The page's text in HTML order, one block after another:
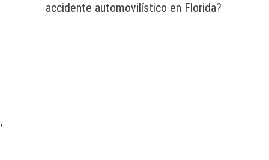
accidente automovilístico en Florida?